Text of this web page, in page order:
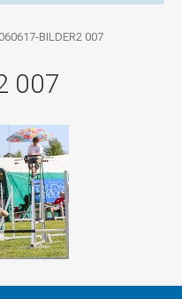
BILDER2 007
007